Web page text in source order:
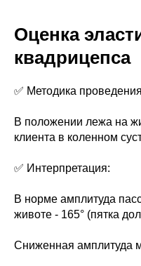
Оценка
квадрицепса
✅ Методика
В положении лежа на
клиента в коленном
✅ Интерпретация:
В норме амплитуда
животе - 165° (пятка
Сниженная амплитуда